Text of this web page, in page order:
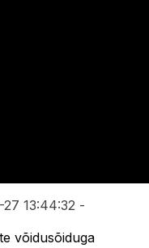
13:44:32 -
võidusõiduga